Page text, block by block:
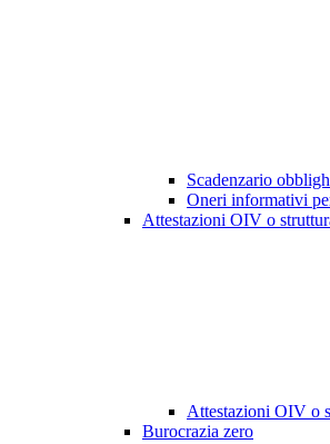
Scadenzario
Oneri informativi
Attestazioni OIV o
Attestazioni OIV o
Burocrazia zero